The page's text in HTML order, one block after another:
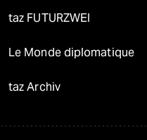
taz FUTURZWEI
Le Monde diplomatique
taz Archiv